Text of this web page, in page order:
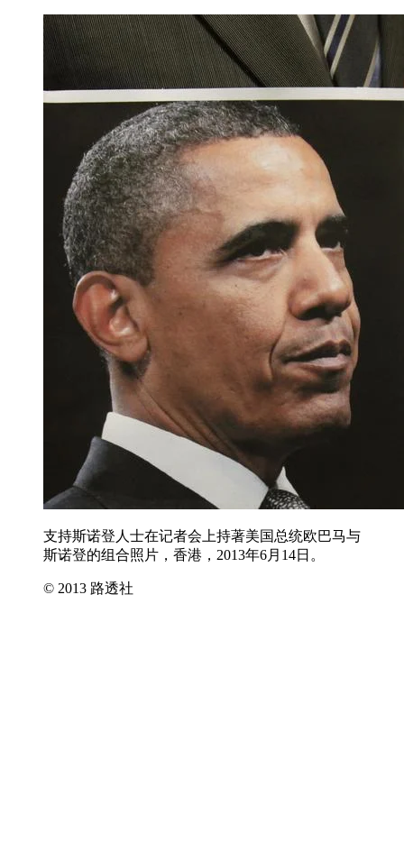
支持斯诺登人士在记者会上持著美国总统欧巴马与
斯诺登的组合照片，香港，2013年6月14日。
© 2013 路透社